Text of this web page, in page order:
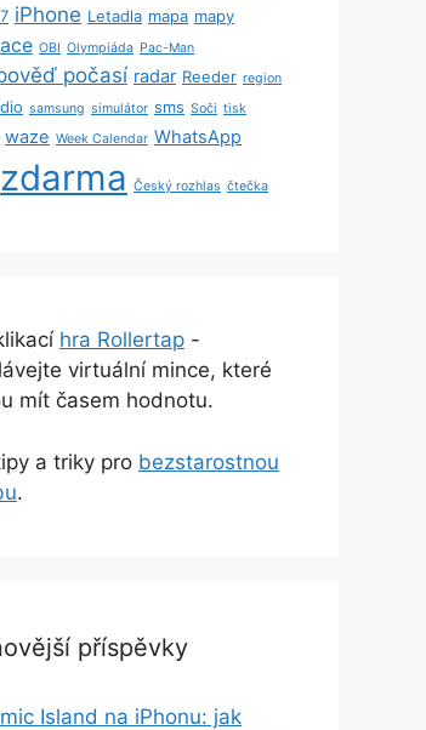
iPhone Letadla mapa mapy
OBI Olympiáda Pac-Man
počasí radar Reeder region
samsung simulátor sms Soči tisk
waze Week Calendar WhatsApp
zdarma Český rozhlas čtečka
hra Rollertap -
virtuální mince, které
mít časem hodnotu.
a triky pro bezstarostnou
.
příspěvky
Island na iPhonu: jak